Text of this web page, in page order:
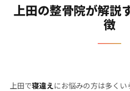
上田の整骨院が解説
徴
上田で寝違えにお悩みの方は多くい